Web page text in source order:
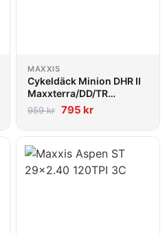
MAXXIS
Cykeldäck Minion DHR II
Maxxterra/DD/TR
120x2tpi Vikbart
959kr 795 kr